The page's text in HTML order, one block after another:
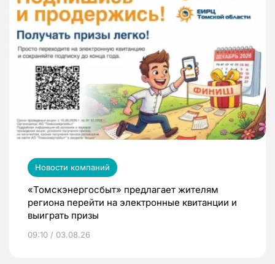
Новости компаний
«Томскэнергосбыт» предлагает жителям
региона перейти на электронные квитанции и
выиграть призы
09:10 / 03.08.26